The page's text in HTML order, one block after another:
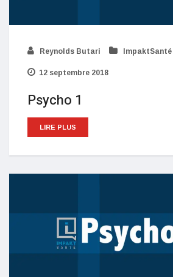
Reynolds Butari ImpaktSanté
12 septembre 2018
Psycho 1
LIRE PLUS